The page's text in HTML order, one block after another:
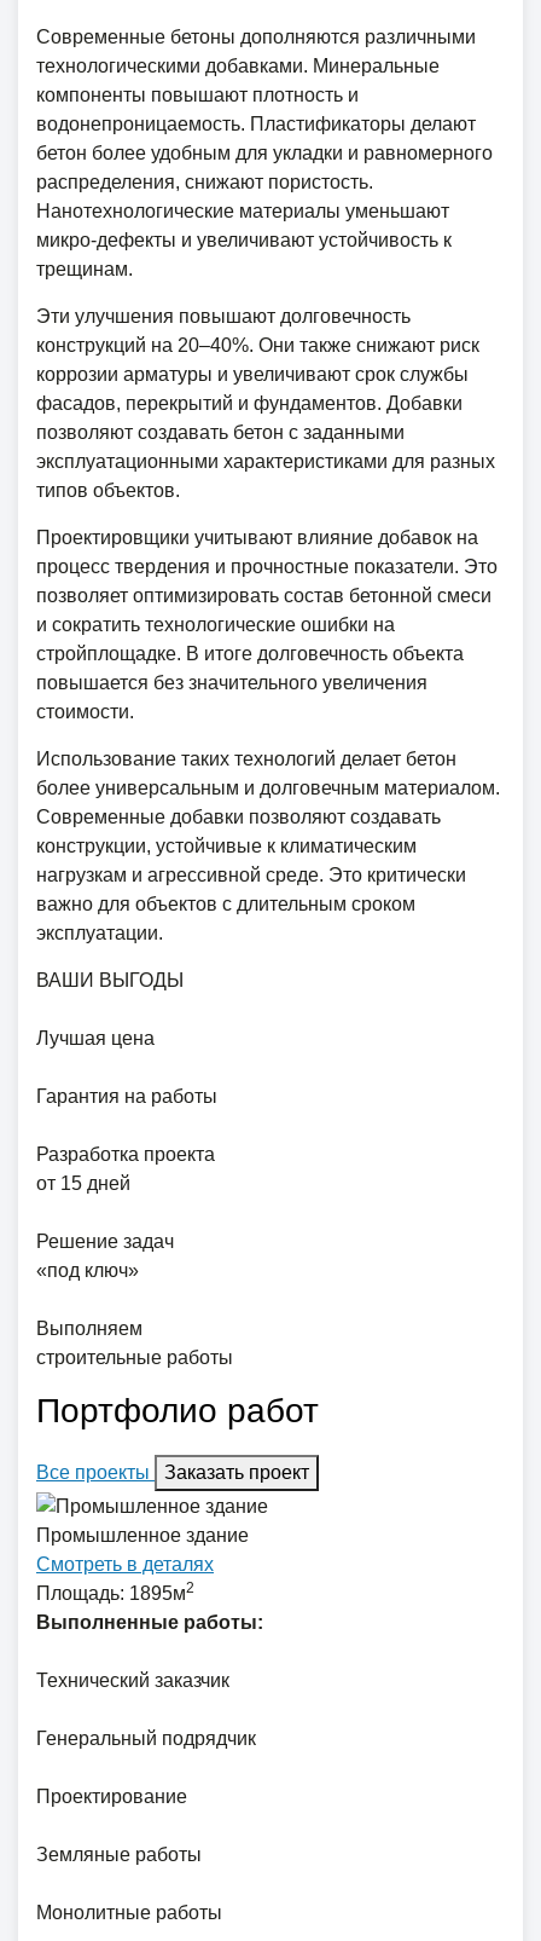
Современные бетоны дополняются различными
технологическими добавками. Минеральные
компоненты повышают плотность и
водонепроницаемость. Пластификаторы делают
бетон более удобным для укладки и равномерного
распределения, снижают пористость.
Нанотехнологические материалы уменьшают
микро-дефекты и увеличивают устойчивость к
трещинам.
Эти улучшения повышают долговечность
конструкций на 20–40%. Они также снижают риск
коррозии арматуры и увеличивают срок службы
фасадов, перекрытий и фундаментов. Добавки
позволяют создавать бетон с заданными
эксплуатационными характеристиками для разных
типов объектов.
Проектировщики учитывают влияние добавок на
процесс твердения и прочностные показатели. Это
позволяет оптимизировать состав бетонной смеси
и сократить технологические ошибки на
стройплощадке. В итоге долговечность объекта
повышается без значительного увеличения
стоимости.
Использование таких технологий делает бетон
более универсальным и долговечным материалом.
Современные добавки позволяют создавать
конструкции, устойчивые к климатическим
нагрузкам и агрессивной среде. Это критически
важно для объектов с длительным сроком
эксплуатации.
ВАШИ ВЫГОДЫ
Лучшая цена
Гарантия на работы
Разработка проекта
от 15 дней
Решение задач
«под ключ»
Выполняем
строительные работы
Портфолио работ
Все проекты Заказать проект
Промышленное здание
Смотреть в деталях
Площадь: 1895м2
Выполненные работы:
Технический заказчик
Генеральный подрядчик
Проектирование
Земляные работы
Монолитные работы